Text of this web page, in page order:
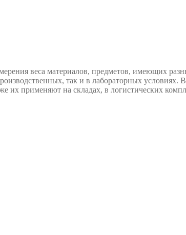
веса материалов, предметов, имеющих
так и в лабораторных
их применяют на складах, в логистических